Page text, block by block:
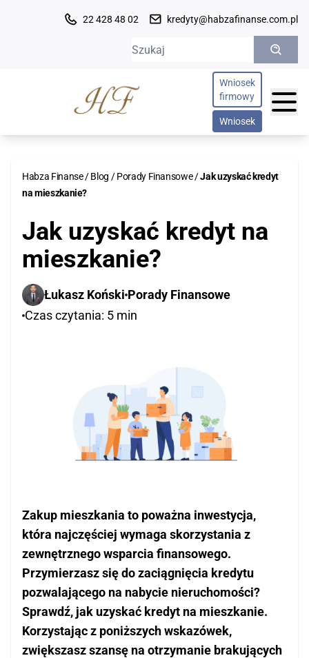
22 428 48 02 kredyty@habzafinanse.com.pl
Szukaj:
Wniosek
firmowy
Wniosek
Indywidualne
Kredyt konsolidacyjny
Konsolidacja chwilówek
Kredyt refinansowy
Kredyt dla zadłużonych
Kredyt z opóźnieniami w BIK
Kredyt dla obcokrajowca w Polsce
Kredyty preferencyjne
Kredyt bez badania zdolności kredytowej
Firmowe
Kredyt na działalność
Kredyt konsolidacyjny dla firm
ZESPÓŁ
KALKULATOR
Habza Finanse/Blog /Porady Finansowe/Jak uzyskać kredyt
na mieszkanie?
Jak uzyskać kredyt na
mieszkanie?
Łukasz Koński Porady Finansowe
Czas czytania: 5 min
Zakup mieszkania to poważna inwestycja,
która najczęściej wymaga skorzystania z
zewnętrznego wsparcia finansowego.
Przymierzasz się do zaciągnięcia kredytu
pozwalającego na nabycie nieruchomości?
Sprawdź, jak uzyskać kredyt na mieszkanie.
Korzystając z poniższych wskazówek,
zwiększasz szansę na otrzymanie brakujących